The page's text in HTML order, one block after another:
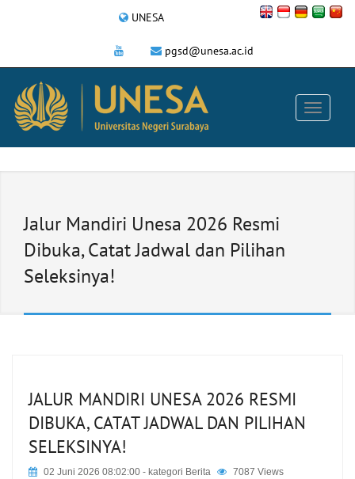
UNESA
pgsd@unesa.ac.id
Jalur Mandiri Unesa 2026 Resmi
Dibuka, Catat Jadwal dan Pilihan
Seleksinya!
JALUR MANDIRI UNESA 2026 RESMI
DIBUKA, CATAT JADWAL DAN PILIHAN
SELEKSINYA!
02 Juni 2026 08:02:00 - kategori Berita 7087 Views